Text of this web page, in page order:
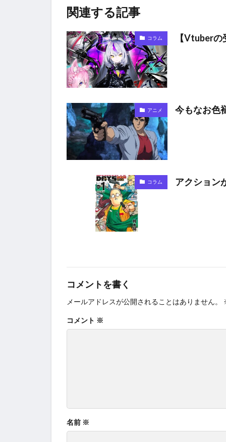
関連する記事
コラム 【Vtuber
アニメ 今もなお色
コラム アクション
コメントを書く
メールアドレスが公開されることはありません。
コメント ※
名前 ※